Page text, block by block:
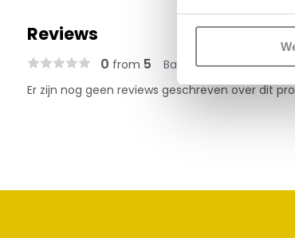
Reviews
0 from 5 Based on 0 reviews
Er zijn nog geen reviews geschreven over dit